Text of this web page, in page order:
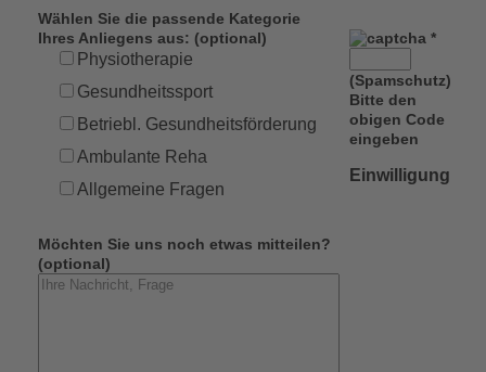
Wählen Sie die passende Kategorie
Ihres Anliegens aus: (optional)
Physiotherapie
Gesundheitssport
Betriebl. Gesundheitsförderung
Ambulante Reha
Allgemeine Fragen
Möchten Sie uns noch etwas mitteilen?
(optional)
*
(Spamschutz)
Bitte den
obigen Code
eingeben
Einwilligung